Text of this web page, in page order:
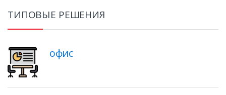
ТИПОВЫЕ РЕШЕНИЯ
офис